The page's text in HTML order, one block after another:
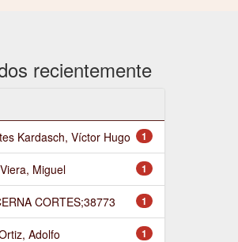
recientemente
1
Kardasch, Víctor Hugo
1
Miguel
1
CORTES;38773
1
Adolfo